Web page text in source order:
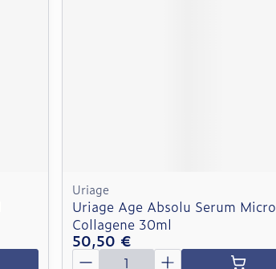
Uriage
Uriage Age Absolu Serum Micro
Collagene 30ml
50,50 €
Quantité